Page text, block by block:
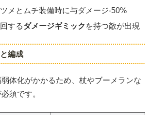
メとムチ装備時に与ダメージ-50%
するダメージギミック を持つ敵が出現
編成
体化がかかるため、杖やブーメランな
須です。